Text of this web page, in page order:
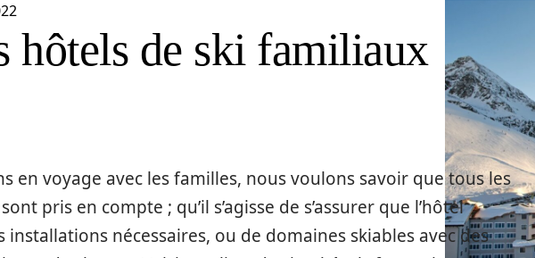
hôtels de ski familiaux
en voyage avec les familles, nous voulons savoir que tous les
pris en compte ; qu’il s’agisse de s’assurer que l’hôtel
installations nécessaires, ou de domaines skiables avec des